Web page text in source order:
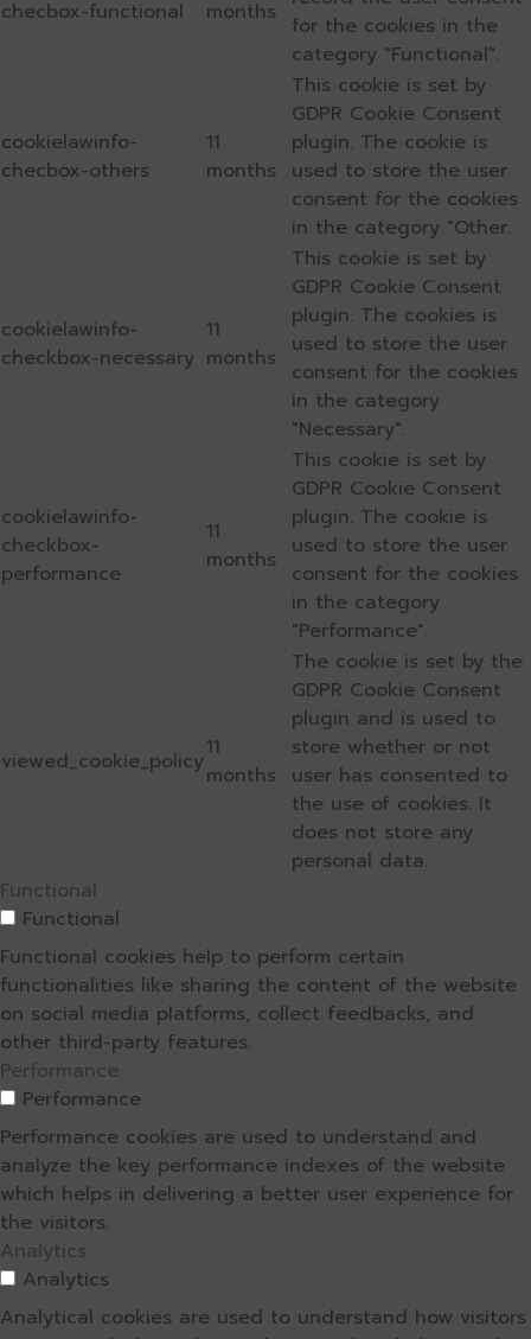
checbox-functional
months
for the cookies in the
category "Functional".
cookielawinfo-
checbox-others
11
months
This cookie is set by
GDPR Cookie Consent
plugin. The cookie is
used to store the user
consent for the cookies
in the category "Other.
cookielawinfo-
checkbox-necessary
11
months
This cookie is set by
GDPR Cookie Consent
plugin. The cookies is
used to store the user
consent for the cookies
in the category
"Necessary".
cookielawinfo-
checkbox-
performance
11
months
This cookie is set by
GDPR Cookie Consent
plugin. The cookie is
used to store the user
consent for the cookies
in the category
"Performance".
viewed_cookie_policy11
months
The cookie is set by the
GDPR Cookie Consent
plugin and is used to
store whether or not
user has consented to
the use of cookies. It
does not store any
personal data.
Functional
Functional
Functional cookies help to perform certain
functionalities like sharing the content of the website
on social media platforms, collect feedbacks, and
other third-party features.
Performance
Performance
Performance cookies are used to understand and
analyze the key performance indexes of the website
which helps in delivering a better user experience for
the visitors.
Analytics
Analytics
Analytical cookies are used to understand how visitors